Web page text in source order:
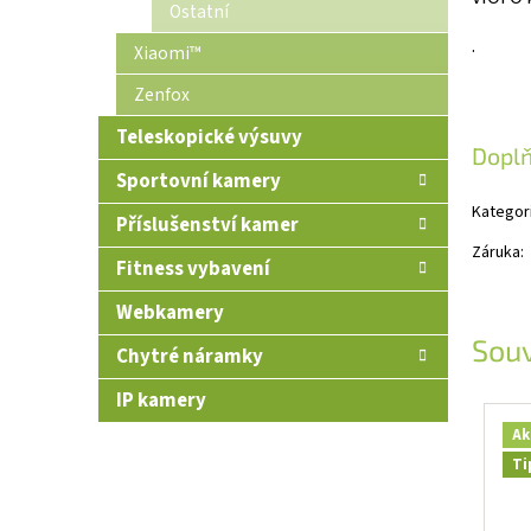
Ostatní
Xiaomi™
Zenfox
Teleskopické výsuvy
Sportovní kamery
Příslušenství kamer
Fitness vybavení
Webkamery
Chytré náramky
IP kamery
.
Záruka: